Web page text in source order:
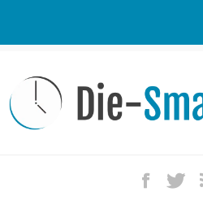
Kontakt / Tipp geben
Impressum